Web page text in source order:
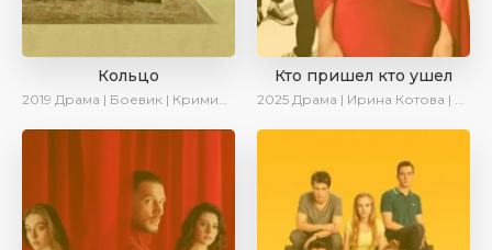
Кольцо
2019 Драма | Боевик | Криминал
Кто пришел кто ушел
2025 Драма | Ирина Котова | Новинки | Сериалы 2025